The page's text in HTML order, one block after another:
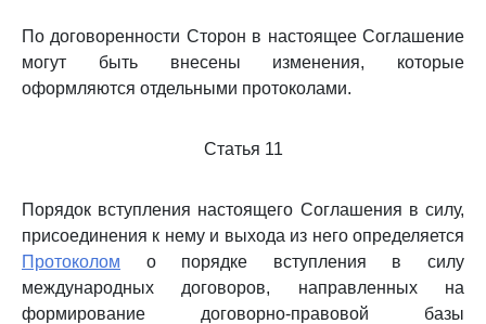
По договоренности Сторон в настоящее Соглашение
могут быть внесены изменения, которые
оформляются отдельными протоколами.
Статья 11
Порядок вступления настоящего Соглашения в силу,
присоединения к нему и выхода из него определяется
Протоколом о порядке вступления в силу
международных договоров, направленных на
формирование договорно-правовой базы